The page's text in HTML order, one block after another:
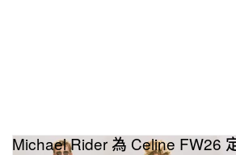
Michael Rider 為 Celine FW26